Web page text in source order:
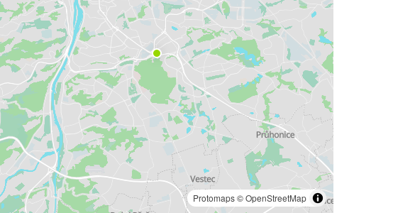
Protomaps©OpenStreetMap